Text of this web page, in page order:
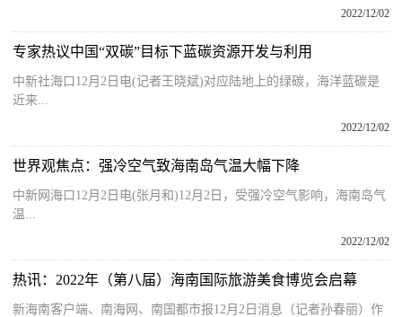
2022/12/02
专家热议中国“双碳”目标下蓝碳资源开发与利用
中新社海口12月2日电(记者王晓斌)对应陆地上的绿碳，海洋蓝碳是
近来...
2022/12/02
世界观焦点：强冷空气致海南岛气温大幅下降
中新网海口12月2日电(张月和)12月2日，受强冷空气影响，海南岛气
温...
2022/12/02
热讯：2022年（第八届）海南国际旅游美食博览会启幕
新海南客户端、南海网、南国都市报12月2日消息（记者孙春丽）作